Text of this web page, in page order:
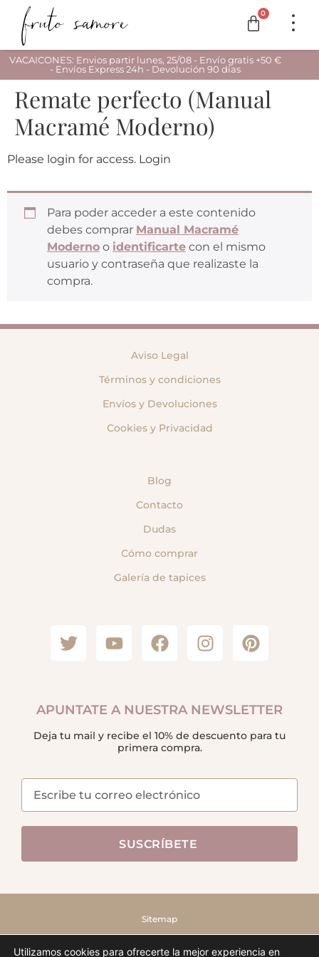
0
VACAICONES: Envios partir lunes, 25/08 - Envío gratis +50 €
- Envíos Express 24h - Devolución 90 días
Remate perfecto (Manual
Macramé Moderno)
Please login for access. Login
Para poder acceder a este contenido
debes comprar Manual Macramé
Moderno o identificarte con el mismo
usuario y contraseña que realizaste la
compra.
Aviso Legal
Términos y condiciones
Envíos y Devoluciones
Cookies y Privacidad
Blog
Contacto
Dudas
Cómo comprar
Galería de tapices
APUNTATE A NUESTRA NEWSLETTER
Deja tu mail y recibe el 10% de descuento para tu
primera compra.
SUSCRÍBETE
Sitemap
Utilizamos cookies para ofrecerte la mejor experiencia en